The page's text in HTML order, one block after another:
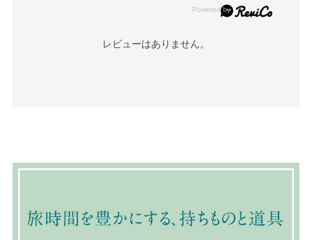
レビューはありません。